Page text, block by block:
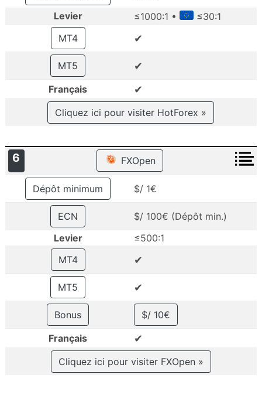
Levier
≤1000:1 •
≤30:1
MT4
✔
MT5 ✔
Français ✔
Cliquez ici pour visiter HotForex »
6 FXOpen
Dépôt minimum $/ 1€
ECN
$/ 100€ (Dépôt min.)
Levier
≤500:1
MT4
✔
MT5 ✔
Bonus
$/ 10€
Français
✔
Cliquez ici pour visiter FXOpen »